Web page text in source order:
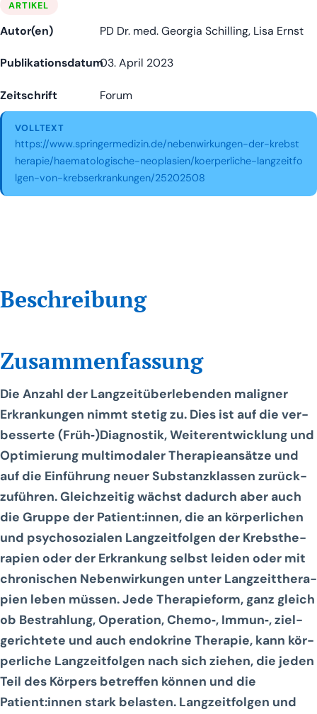
ARTIKEL
Autor(en) PD Dr. med. Georgia Schilling, Lisa Ernst
Publikationsdatum03. April 2023
Zeitschrift Forum
VOLLTEXT
https://www.springermedizin.de/nebenwirkungen-der-krebst
herapie/haematologische-neoplasien/koerperliche-langzeitfo
lgen-von-krebserkrankungen/25202508
Beschreibung
Zusammenfassung
Die Anzahl der Lang­zeit­über­le­ben­den mali­gner
Erkran­kun­gen nimmt ste­tig zu. Dies ist auf die ver­
bes­ser­te (Früh‑)Diagnostik, Wei­ter­ent­wick­lung und
Opti­mie­rung mul­ti­mo­da­ler The­ra­pie­an­sät­ze und
auf die Ein­füh­rung neu­er Sub­stanz­klas­sen zurück­
zu­füh­ren. Gleich­zei­tig wächst dadurch aber auch
die Grup­pe der Patient:innen, die an kör­per­li­chen
und psy­cho­so­zia­len Lang­zeit­fol­gen der Krebs­the­
ra­pien oder der Erkran­kung selbst lei­den oder mit
chro­ni­schen Neben­wir­kun­gen unter Lang­zeit­the­ra­
pien leben müs­sen. Jede The­ra­pie­form, ganz gleich
ob Bestrah­lung, Ope­ra­ti­on, Chemo‑, Immun‑, ziel­
ge­rich­te­te und auch endo­kri­ne The­ra­pie, kann kör­
per­li­che Lang­zeit­fol­gen nach sich zie­hen, die jeden
Teil des Kör­pers betref­fen kön­nen und die
Patient:innen stark belas­ten. Lang­zeit­fol­gen und